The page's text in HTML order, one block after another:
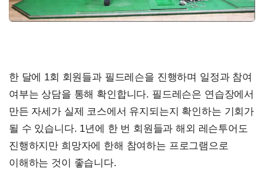
한 달에 1회 회원들과 필드레슨을 진행하며 일정과 참여
여부는 상담을 통해 확인합니다. 필드레슨은 연습장에서
만든 자세가 실제 코스에서 유지되는지 확인하는 기회가
될 수 있습니다. 1년에 한 번 회원들과 해외 레슨투어도
진행하지만 희망자에 한해 참여하는 프로그램으로
이해하는 것이 좋습니다.